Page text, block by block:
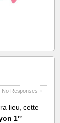
No Responses »
lieu, cette
1er.